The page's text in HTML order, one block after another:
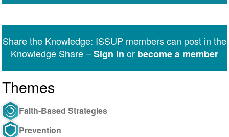
Share the Knowledge: ISSUP members can post in the
Knowledge Share –Sign in or become a member
Themes
Faith-Based Strategies
Prevention